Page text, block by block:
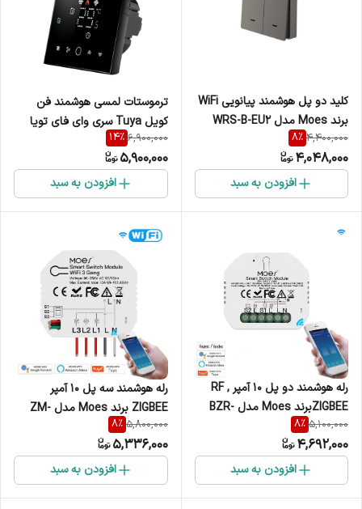
کلید دو پل هوشمند پیانویی WiFi
برند Moes مدل WRS-B-EU2
4,400,000
8%
4,048,000
افزودن به سبد
ترموستات لمسی هوشمند فن
کویل Tuya سری وای فای تویا
مدل BAC-003
6,900,000
14%
5,900,000
افزودن به سبد
رله هوشمند دو پل 10 آمپر RF ,
ZIGBEEبرند Moes مدل BZR-
104B-MS
5,100,000
8%
4,692,000
افزودن به سبد
رله هوشمند سه پل 10 آمپر
ZIGBEE برند Moes مدل ZM-
104C-ZR
5,800,000
8%
5,336,000
افزودن به سبد